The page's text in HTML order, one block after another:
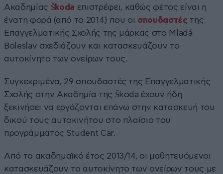
Ακαδημίας Škoda επιστρέφει, καθώς φέτος είναι η
ένατη φορά (από το 2014) που οι σπουδαστές της
Επαγγελματικής Σχολής της μάρκας στο Mladá
Boleslav σχεδιάζουν και κατασκευάζουν το
αυτοκίνητο των ονείρων τους.
Συγκεκριμένα, 29 σπουδαστές της Επαγγελματικής
Σχολής στην Ακαδημία της Škoda έχουν ήδη
ξεκινήσει να εργάζονται επάνω στην κατασκευή του
δικού τους αυτοκινήτου στο πλαίσιο του
προγράμματος Student Car.
Από το ακαδημαϊκό έτος 2013/14, οι μαθητευόμενοι
κατασκευάζουν το αυτοκίνητο των ονείρων τους με